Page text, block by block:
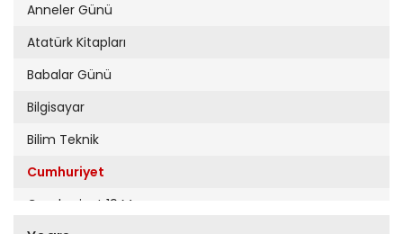
Anneler Günü
Atatürk Kitapları
Babalar Günü
Bilgisayar
Bilim Teknik
Cumhuriyet
Cumhuriyet 19 Mayıs